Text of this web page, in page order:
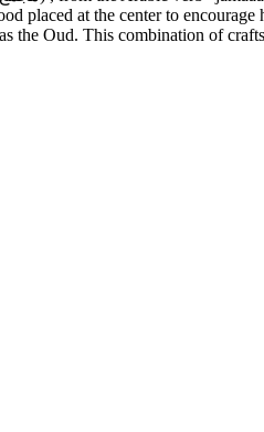
placed at the center to
the Oud. This combination of